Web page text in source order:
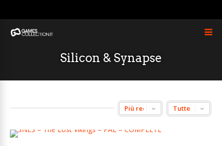
Silicon & Synapse